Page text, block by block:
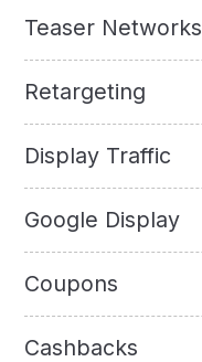
Teaser Networks
Retargeting
Display Traffic
Google Display
Coupons
Cashbacks